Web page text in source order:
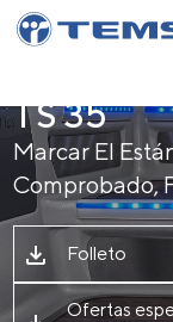
TS 35
Marcar El
Comprobado,
Folleto
Ofertas